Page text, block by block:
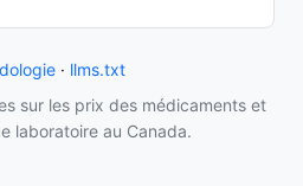
· llms.txt
sur les prix des médicaments et
laboratoire au Canada.